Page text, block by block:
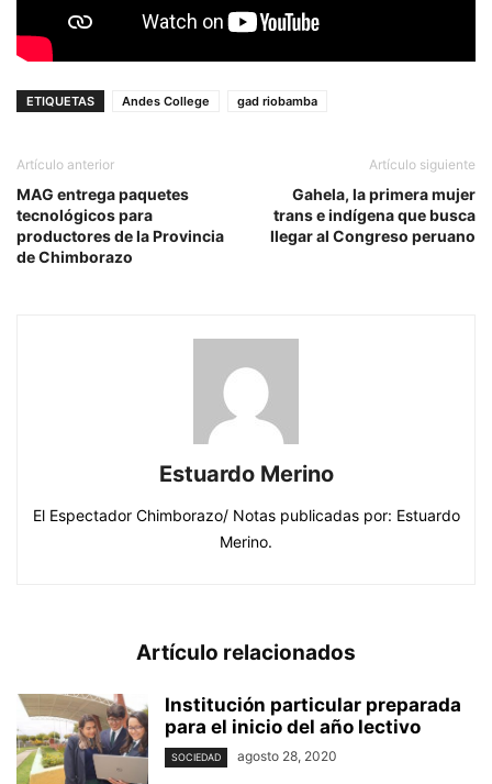
ETIQUETAS Andes College gad riobamba
Artículo anterior
MAG entrega paquetes
tecnológicos para
productores de la Provincia
de Chimborazo
Artículo siguiente
Gahela, la primera mujer
trans e indígena que busca
llegar al Congreso peruano
Estuardo Merino
El Espectador Chimborazo/ Notas publicadas por: Estuardo
Merino.
Artículo relacionados
Institución particular preparada
para el inicio del año lectivo
SOCIEDAD agosto 28, 2020